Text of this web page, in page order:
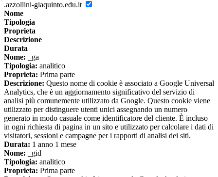
.azzollini-giaquinto.edu.it
Nome
Tipologia
Proprieta
Descrizione
Durata
Nome: _ga
Tipologia: analitico
Proprieta: Prima parte
Descrizione: Questo nome di cookie è associato a Google Universal
Analytics, che è un aggiornamento significativo del servizio di
analisi più comunemente utilizzato da Google. Questo cookie viene
utilizzato per distinguere utenti unici assegnando un numero
generato in modo casuale come identificatore del cliente. È incluso
in ogni richiesta di pagina in un sito e utilizzato per calcolare i dati di
visitatori, sessioni e campagne per i rapporti di analisi dei siti.
Durata: 1 anno 1 mese
Nome: _gid
Tipologia: analitico
Proprieta: Prima parte